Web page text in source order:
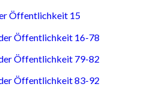
Öffentlichkeit 15
Öffentlichkeit 16-78
Öffentlichkeit 79-82
Öffentlichkeit 83-92